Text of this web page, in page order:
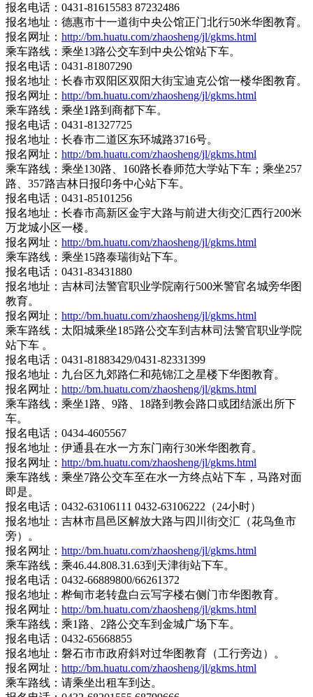
报名电话：0431-81615583 87232486
报名地址：德惠市十一道街中央公馆正门北行50米华图教育。
报名网址： http://bm.huatu.com/zhaosheng/jl/gkms.html
乘车路线：乘坐13路公交车到中央公馆站下车。
报名电话：0431-81807290
报名地址：长春市双阳区双阳大街宝迪克公馆一楼华图教育。
报名网址： http://bm.huatu.com/zhaosheng/jl/gkms.html
乘车路线：乘坐1路到商都下车。
报名电话：0431-81327725
报名地址：长春市二道区东环城路3716号。
报名网址： http://bm.huatu.com/zhaosheng/jl/gkms.html
乘车路线：乘坐130路、160路长春师范大学站下车；乘坐257
路、357路吉林日报印务中心站下车。
报名电话：0431-85101256
报名地址：长春市高新区金宇大路与前进大街交汇西行200米
万龙城小区一楼。
报名网址： http://bm.huatu.com/zhaosheng/jl/gkms.html
乘车路线：乘坐15路泰瑞街站下车。
报名电话：0431-83431880
报名地址：吉林司法警官职业学院南行500米警官名城旁华图
教育。
报名网址： http://bm.huatu.com/zhaosheng/jl/gkms.html
乘车路线：太阳城乘坐185路公交车到吉林司法警官职业学院
站下车 。
报名电话：0431-81883429/0431-82331399
报名地址：九台区九郊路仁和苑锦江之星楼下华图教育。
报名网址： http://bm.huatu.com/zhaosheng/jl/gkms.html
乘车路线：乘坐1路、9路、18路到教会路口或团结派出所下
车。
报名电话：0434-4605567
报名地址：伊通县在水一方东门南行30米华图教育。
报名网址： http://bm.huatu.com/zhaosheng/jl/gkms.html
乘车路线：乘坐7路公交车至在水一方终点站下车，马路对面
即是。
报名电话：0432-63106111 0432-63106222（24小时）
报名地址：吉林市昌邑区解放大路与四川街交汇（花鸟鱼市
旁）。
报名网址： http://bm.huatu.com/zhaosheng/jl/gkms.html
乘车路线：乘46.44.808.31.63到天津街站下车。
报名电话：0432-66889800/66261372
报名地址：桦甸市老转盘白云写字楼右侧门市华图教育。
报名网址： http://bm.huatu.com/zhaosheng/jl/gkms.html
乘车路线：乘1路、2路公交车到金城广场下车。
报名电话：0432-65668855
报名地址：磐石市市政府斜对过华图教育（工行旁边）。
报名网址： http://bm.huatu.com/zhaosheng/jl/gkms.html
乘车路线：请乘坐出租车到达。